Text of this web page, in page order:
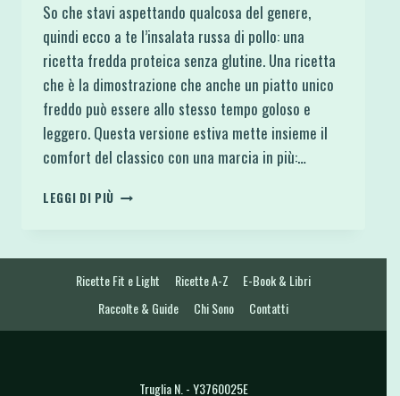
So che stavi aspettando qualcosa del genere,
quindi ecco a te l’insalata russa di pollo: una
ricetta fredda proteica senza glutine. Una ricetta
che è la dimostrazione che anche un piatto unico
freddo può essere allo stesso tempo goloso e
leggero. Questa versione estiva mette insieme il
comfort del classico con una marcia in più:…
LEGGI DI PIÙ INSALATA
RICETTA
FREDDA
Ricette Fit e Light Ricette A-Z
E-Book & Libri
Raccolte & Guide
Chi Sono Contatti
Truglia N. - Y3760025E